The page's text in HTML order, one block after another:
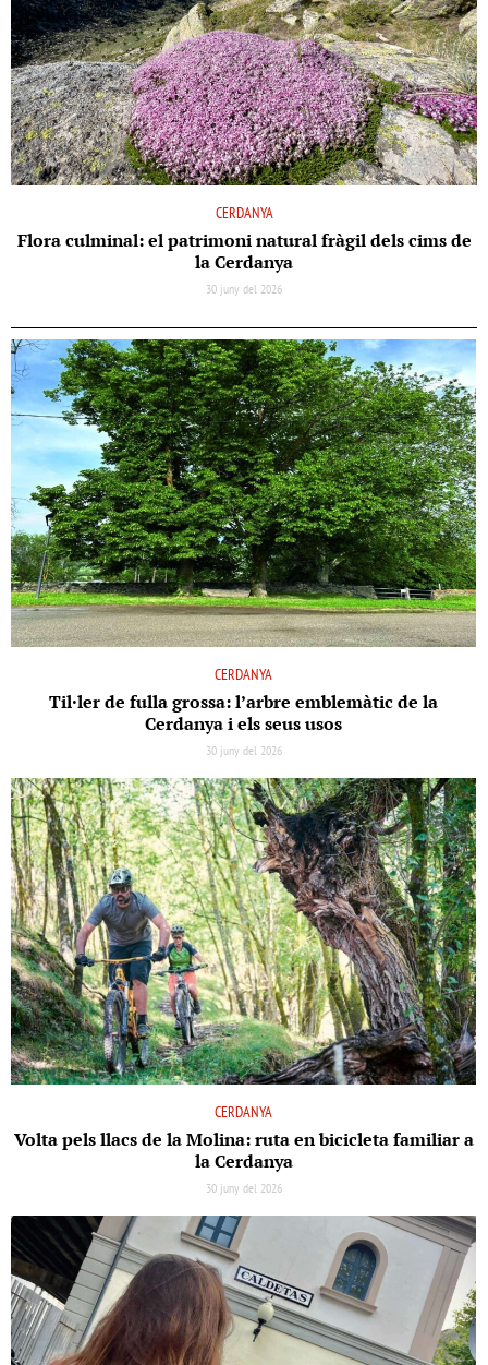
CERDANYA
Flora culminal: el patrimoni natural fràgil dels cims de
la Cerdanya
30 juny del 2026
CERDANYA
Til·ler de fulla grossa: l’arbre emblemàtic de la
Cerdanya i els seus usos
30 juny del 2026
CERDANYA
Volta pels llacs de la Molina: ruta en bicicleta familiar a
la Cerdanya
30 juny del 2026